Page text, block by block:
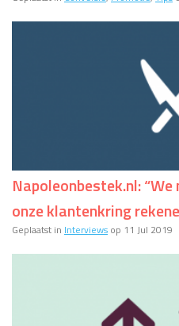
Napoleonbestek.nl:
onze klantenkring
Geplaatst in Interviews op 11 Jul 2019